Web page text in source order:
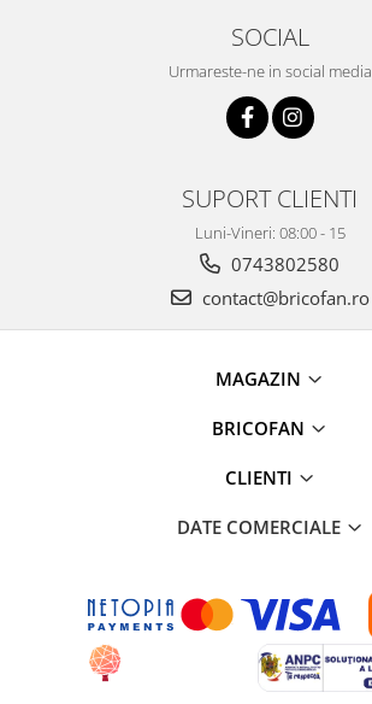
Tapet 3D Autoadeziv
Climatizare si echipamente de
Paturi electrice cu incalzire
Umidificatoare
Ventilatoare
Kituri de siguranta si supravietuire
SOCIAL
Urmareste-ne in social media
SUPORT CLIENTI
Luni-Vineri: 08:00 - 15
0743802580
contact@bricofan.ro
MAGAZIN
BRICOFAN
CLIENTI
DATE COMERCIALE